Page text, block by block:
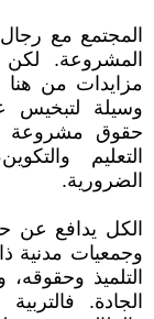
المجتمع مع
المشروعة. لكن
مزايدات من هنا
وسيلة لتبخيس
حقوق مشروعة
التعليم
الضرورية.
الكل يدافع عن
وجمعيات مدنية
التلميذ
الجادة.